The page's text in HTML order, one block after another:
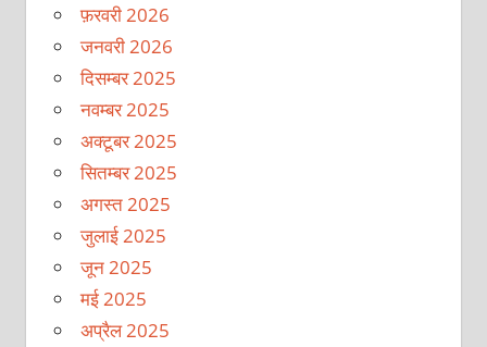
फ़रवरी 2026
जनवरी 2026
दिसम्बर 2025
नवम्बर 2025
अक्टूबर 2025
सितम्बर 2025
अगस्त 2025
जुलाई 2025
जून 2025
मई 2025
अप्रैल 2025